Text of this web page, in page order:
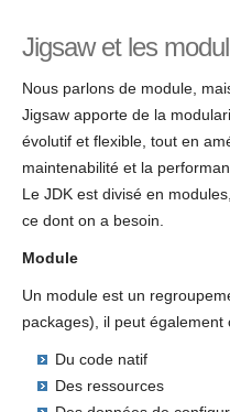
Jigsaw et les
Nous parlons de module,
Jigsaw apporte de la
évolutif et flexible, tout en
maintenabilité et la
Le JDK est divisé en
ce dont on a besoin.
Module
Un module est un
packages), il peut également
Du code natif
Des ressources